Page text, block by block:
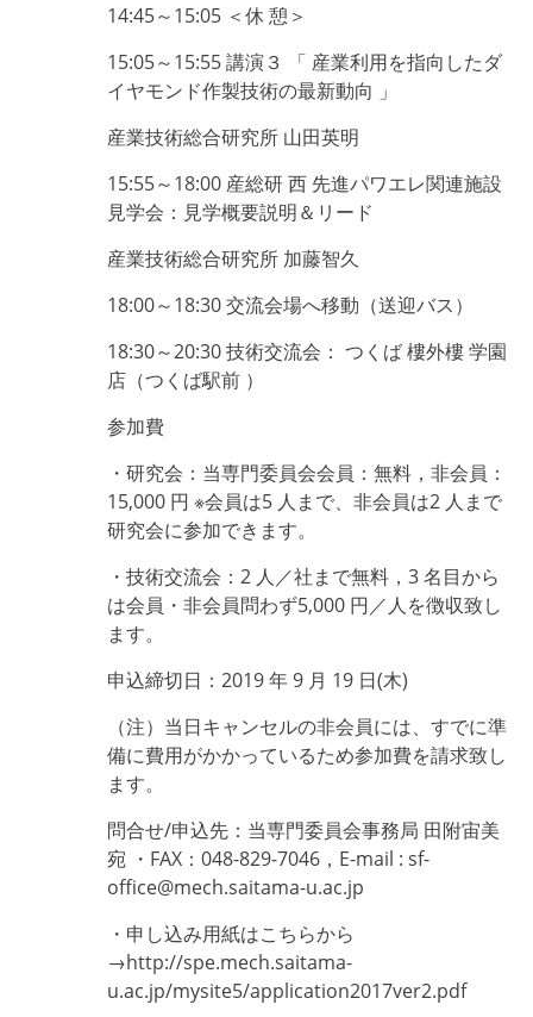
14:45～15:05 ＜休 憩＞
15:05～15:55 講演３ 「 産業利用を指向したダ
イヤモンド作製技術の最新動向 」
産業技術総合研究所 山田英明
15:55～18:00 産総研 西 先進パワエレ関連施設
見学会：見学概要説明＆リード
産業技術総合研究所 加藤智久
18:00～18:30 交流会場へ移動（送迎バス）
18:30～20:30 技術交流会： つくば 樓外樓 学園
店（つくば駅前 ）
参加費
・研究会：当専門委員会会員：無料，非会員：
15,000 円 ※会員は5 人まで、非会員は2 人まで
研究会に参加できます。
・技術交流会：2 人／社まで無料，3 名目から
は会員・非会員問わず5,000 円／人を徴収致し
ます。
申込締切日：2019 年 9 月 19 日(木)
（注）当日キャンセルの非会員には、すでに準
備に費用がかかっているため参加費を請求致し
ます。
問合せ/申込先：当専門委員会事務局 田附宙美
宛 ・FAX：048-829-7046，E-mail : sf-
office@mech.saitama-u.ac.jp
・申し込み用紙はこちらから
→http://spe.mech.saitama-
u.ac.jp/mysite5/application2017ver2.pdf